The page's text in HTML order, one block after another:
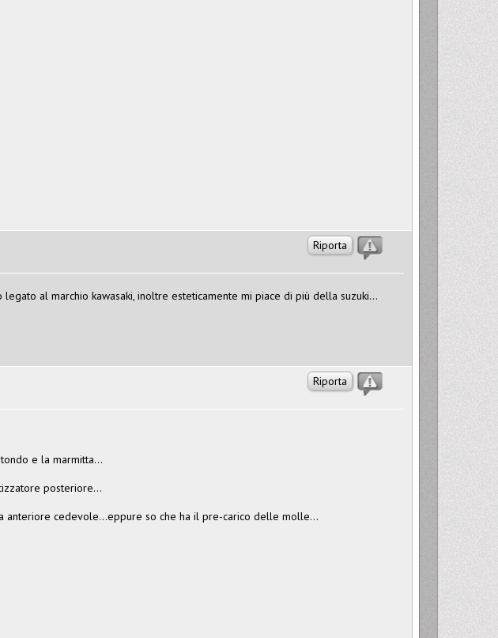
Riporta
al marchio kawasaki, inoltre esteticamente mi piace di più della suzuki...
Riporta
e la marmitta...
posteriore...
anteriore cedevole...eppure so che ha il pre-carico delle molle...